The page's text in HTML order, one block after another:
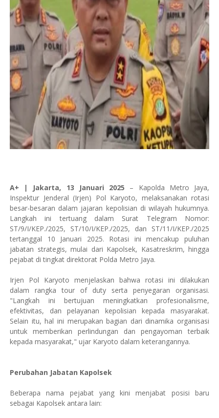
A+ | Jakarta, 13 Januari 2025 – Kapolda Metro Jaya,
Inspektur Jenderal (Irjen) Pol Karyoto, melaksanakan rotasi
besar-besaran dalam jajaran kepolisian di wilayah hukumnya.
Langkah ini tertuang dalam Surat Telegram Nomor:
ST/9/I/KEP./2025, ST/10/I/KEP./2025, dan ST/11/I/KEP./2025
tertanggal 10 Januari 2025. Rotasi ini mencakup puluhan
jabatan strategis, mulai dari Kapolsek, Kasatreskrim, hingga
pejabat di tingkat direktorat Polda Metro Jaya.
Irjen Pol Karyoto menjelaskan bahwa rotasi ini dilakukan
dalam rangka tour of duty serta penyegaran organisasi.
"Langkah ini bertujuan meningkatkan profesionalisme,
efektivitas, dan pelayanan kepolisian kepada masyarakat.
Selain itu, hal ini merupakan bagian dari dinamika organisasi
untuk memberikan perlindungan dan pengayoman terbaik
kepada masyarakat," ujar Karyoto dalam keterangannya.
Perubahan Jabatan Kapolsek
Beberapa nama pejabat yang kini menjabat posisi baru
sebagai Kapolsek antara lain: